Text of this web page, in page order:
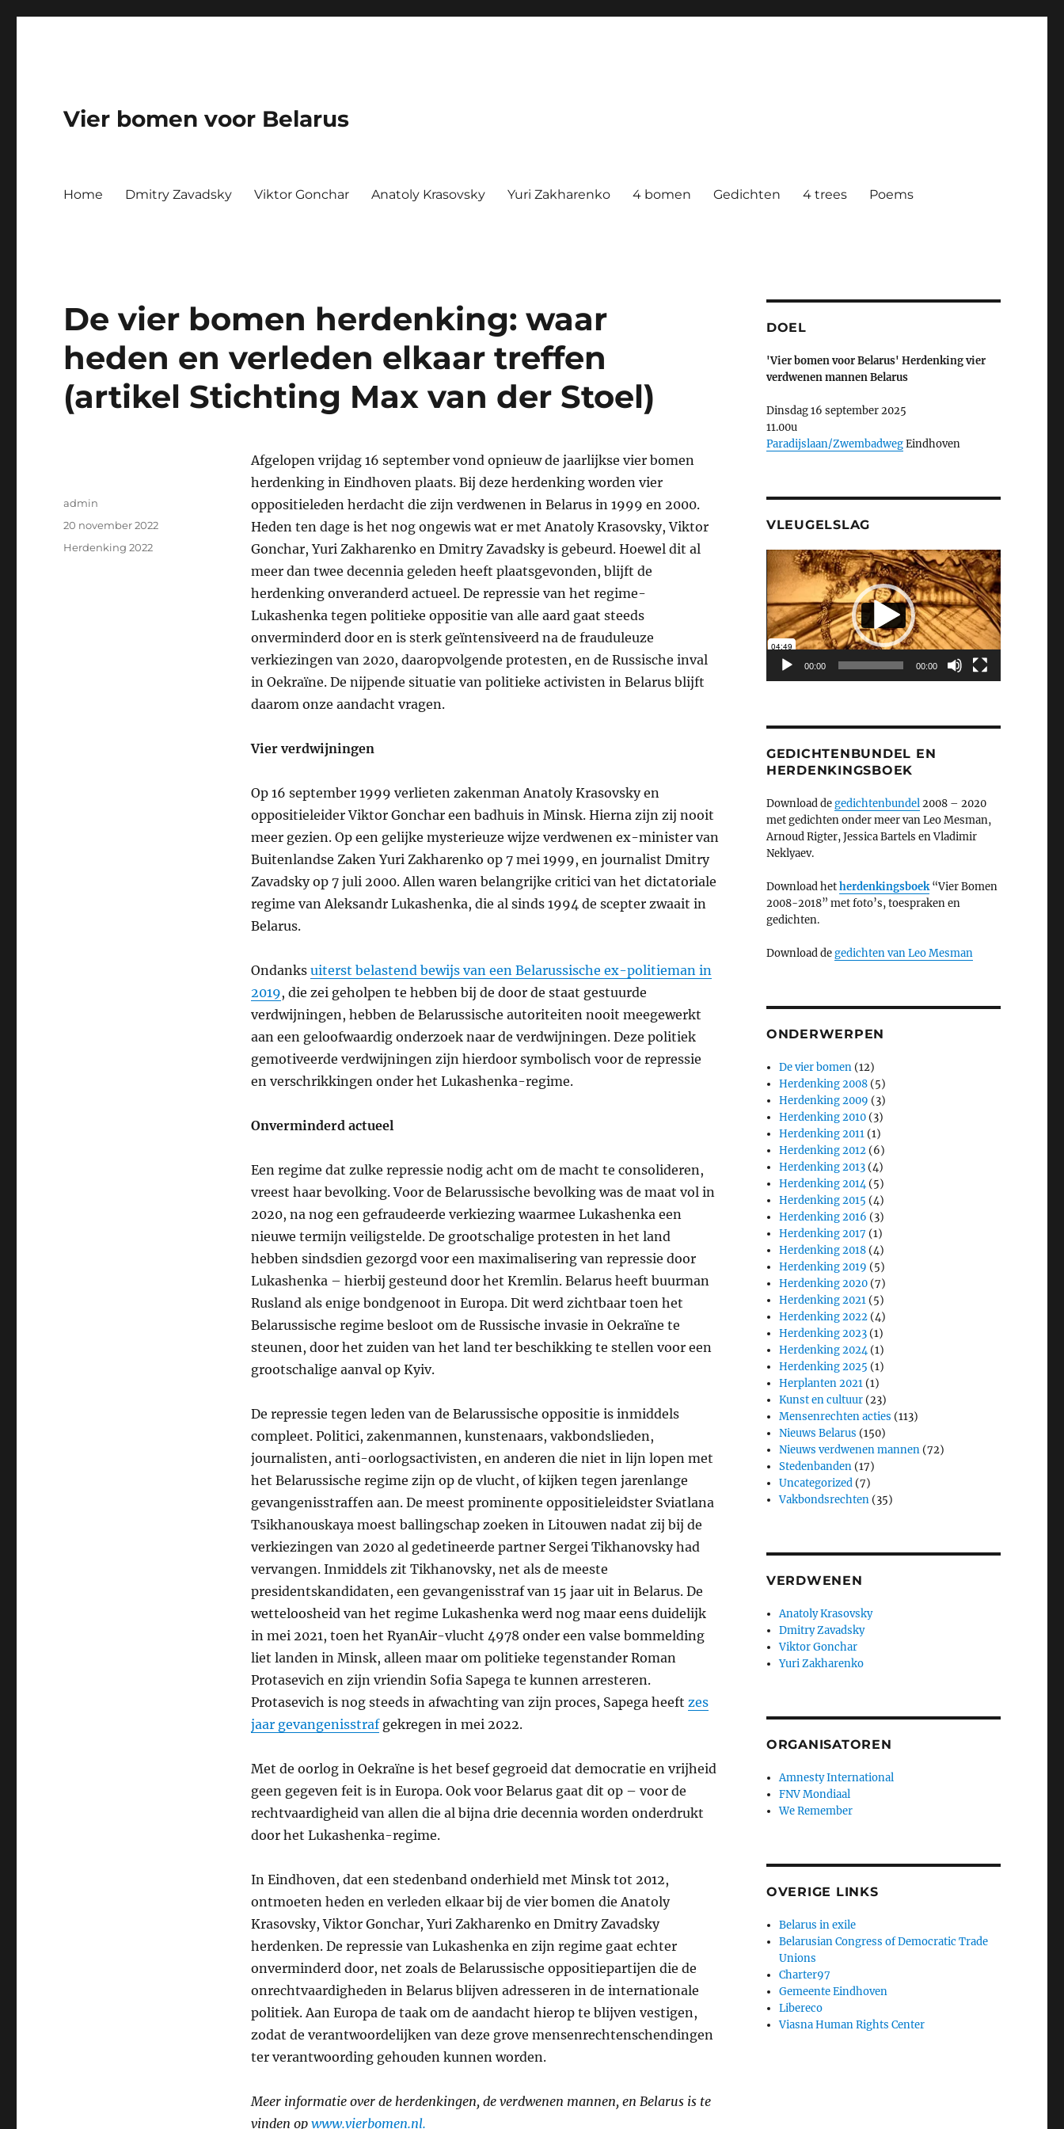
Vier bomen voor Belarus
Home Dmitry Zavadsky Viktor Gonchar Anatoly Krasovsky Yuri Zakharenko 4 bomen Gedichten 4 trees Poems
De vier bomen herdenking: waar
heden en verleden elkaar treffen
(artikel Stichting Max van der Stoel)
Afgelopen vrijdag 16 september vond opnieuw de jaarlijkse vier bomen
herdenking in Eindhoven plaats. Bij deze herdenking worden vier
oppositieleden herdacht die zijn verdwenen in Belarus in 1999 en 2000.
Heden ten dage is het nog ongewis wat er met Anatoly Krasovsky, Viktor
Gonchar, Yuri Zakharenko en Dmitry Zavadsky is gebeurd. Hoewel dit al
meer dan twee decennia geleden heeft plaatsgevonden, blijft de
herdenking onveranderd actueel. De repressie van het regime-
Lukashenka tegen politieke oppositie van alle aard gaat steeds
onverminderd door en is sterk geïntensiveerd na de frauduleuze
verkiezingen van 2020, daaropvolgende protesten, en de Russische inval
in Oekraïne. De nijpende situatie van politieke activisten in Belarus blijft
daarom onze aandacht vragen.
Vier verdwijningen
Op 16 september 1999 verlieten zakenman Anatoly Krasovsky en
oppositieleider Viktor Gonchar een badhuis in Minsk. Hierna zijn zij nooit
meer gezien. Op een gelijke mysterieuze wijze verdwenen ex-minister van
Buitenlandse Zaken Yuri Zakharenko op 7 mei 1999, en journalist Dmitry
Zavadsky op 7 juli 2000. Allen waren belangrijke critici van het dictatoriale
regime van Aleksandr Lukashenka, die al sinds 1994 de scepter zwaait in
Belarus.
Ondanks uiterst belastend bewijs van een Belarussische ex-politieman in
2019, die zei geholpen te hebben bij de door de staat gestuurde
verdwijningen, hebben de Belarussische autoriteiten nooit meegewerkt
aan een geloofwaardig onderzoek naar de verdwijningen. Deze politiek
gemotiveerde verdwijningen zijn hierdoor symbolisch voor de repressie
en verschrikkingen onder het Lukashenka-regime.
Onverminderd actueel
Een regime dat zulke repressie nodig acht om de macht te consolideren,
vreest haar bevolking. Voor de Belarussische bevolking was de maat vol in
2020, na nog een gefraudeerde verkiezing waarmee Lukashenka een
nieuwe termijn veiligstelde. De grootschalige protesten in het land
hebben sindsdien gezorgd voor een maximalisering van repressie door
Lukashenka – hierbij gesteund door het Kremlin. Belarus heeft buurman
Rusland als enige bondgenoot in Europa. Dit werd zichtbaar toen het
Belarussische regime besloot om de Russische invasie in Oekraïne te
steunen, door het zuiden van het land ter beschikking te stellen voor een
grootschalige aanval op Kyiv.
De repressie tegen leden van de Belarussische oppositie is inmiddels
compleet. Politici, zakenmannen, kunstenaars, vakbondslieden,
journalisten, anti-oorlogsactivisten, en anderen die niet in lijn lopen met
het Belarussische regime zijn op de vlucht, of kijken tegen jarenlange
gevangenisstraffen aan. De meest prominente oppositieleidster Sviatlana
Tsikhanouskaya moest ballingschap zoeken in Litouwen nadat zij bij de
verkiezingen van 2020 al gedetineerde partner Sergei Tikhanovsky had
vervangen. Inmiddels zit Tikhanovsky, net als de meeste
presidentskandidaten, een gevangenisstraf van 15 jaar uit in Belarus. De
wetteloosheid van het regime Lukashenka werd nog maar eens duidelijk
in mei 2021, toen het RyanAir-vlucht 4978 onder een valse bommelding
liet landen in Minsk, alleen maar om politieke tegenstander Roman
Protasevich en zijn vriendin Sofia Sapega te kunnen arresteren.
Protasevich is nog steeds in afwachting van zijn proces, Sapega heeft zes
jaar gevangenisstrafgekregen in mei 2022.
Met de oorlog in Oekraïne is het besef gegroeid dat democratie en vrijheid
geen gegeven feit is in Europa. Ook voor Belarus gaat dit op – voor de
rechtvaardigheid van allen die al bijna drie decennia worden onderdrukt
door het Lukashenka-regime.
In Eindhoven, dat een stedenband onderhield met Minsk tot 2012,
ontmoeten heden en verleden elkaar bij de vier bomen die Anatoly
Krasovsky, Viktor Gonchar, Yuri Zakharenko en Dmitry Zavadsky
herdenken. De repressie van Lukashenka en zijn regime gaat echter
onverminderd door, net zoals de Belarussische oppositiepartijen die de
onrechtvaardigheden in Belarus blijven adresseren in de internationale
politiek. Aan Europa de taak om de aandacht hierop te blijven vestigen,
zodat de verantwoordelijken van deze grove mensenrechtenschendingen
ter verantwoording gehouden kunnen worden.
Meer informatie over de herdenkingen, de verdwenen mannen, en Belarus is te
vinden op www.vierbomen.nl.
Auteur
admin
Geplaatst
20 november 2022
Categorieën
Herdenking 2022
DOEL
'Vier bomen voor Belarus' Herdenking vier
verdwenen mannen Belarus
Dinsdag 16 september 2025
11.00u
Paradijslaan/ZwembadwegEindhoven
VLEUGELSLAG
Videospeler
00:00 00:00
GEDICHTENBUNDEL EN
HERDENKINGSBOEK
Download degedichtenbundel2008 – 2020
met gedichten onder meer van Leo Mesman,
Arnoud Rigter, Jessica Bartels en Vladimir
Neklyaev.
Download hetherdenkingsboek“Vier Bomen
2008-2018” met foto’s, toespraken en
gedichten.
Download degedichten van Leo Mesman
ONDERWERPEN
De vier bomen (12)
Herdenking 2008 (5)
Herdenking 2009 (3)
Herdenking 2010 (3)
Herdenking 2011 (1)
Herdenking 2012 (6)
Herdenking 2013 (4)
Herdenking 2014(5)
Herdenking 2015 (4)
Herdenking 2016 (3)
Herdenking 2017 (1)
Herdenking 2018 (4)
Herdenking 2019 (5)
Herdenking 2020 (7)
Herdenking 2021 (5)
Herdenking 2022 (4)
Herdenking 2023 (1)
Herdenking 2024(1)
Herdenking 2025 (1)
Herplanten 2021 (1)
Kunst en cultuur (23)
Mensenrechten acties (113)
Nieuws Belarus (150)
Nieuws verdwenen mannen (72)
Stedenbanden (17)
Uncategorized (7)
Vakbondsrechten (35)
VERDWENEN
Anatoly Krasovsky
Dmitry Zavadsky
Viktor Gonchar
Yuri Zakharenko
ORGANISATOREN
Amnesty International
FNV Mondiaal
We Remember
OVERIGE LINKS
Belarus in exile
Belarusian Congress of Democratic Trade
Unions
Charter97
Gemeente Eindhoven
Libereco
Viasna Human Rights Center